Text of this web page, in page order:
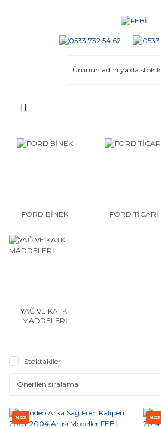
FORD BİNEK FORD TİCARİ
YAĞ VE KATKI
MADDELERİ
Stoktakiler
%23 %23